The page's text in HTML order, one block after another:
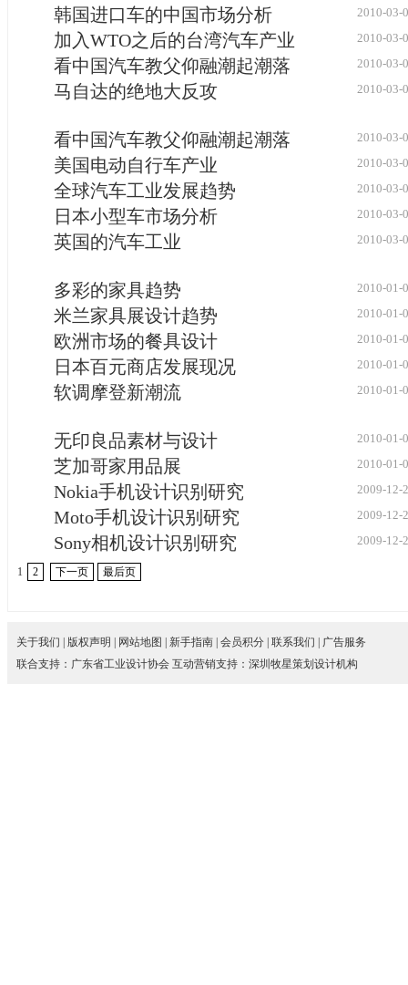
2010-03-
韩国进口车的中国市场分析
2010-03-
加入WTO之后的台湾汽车产业
2010-03-
看中国汽车教父仰融潮起潮落
2010-03-
马自达的绝地大反攻
2010-03-
看中国汽车教父仰融潮起潮落
2010-03-
美国电动自行车产业
2010-03-
全球汽车工业发展趋势
2010-03-
日本小型车市场分析
2010-03-
英国的汽车工业
2010-01-
多彩的家具趋势
2010-01-
米兰家具展设计趋势
2010-01-
欧洲市场的餐具设计
2010-01-
日本百元商店发展现况
2010-01-
软调摩登新潮流
2010-01-
无印良品素材与设计
2010-01-
芝加哥家用品展
2009-12-
Nokia手机设计识别研究
2009-12-
Moto手机设计识别研究
2009-12-
Sony相机设计识别研究
1 2 下一页 最后页
关于我们 版权声明 网站地图 新手指南| 会员积分| 联系我们
广告服务
联合支持： 广东省工业设计协会互动营销支持： 深圳牧星策划设计机构